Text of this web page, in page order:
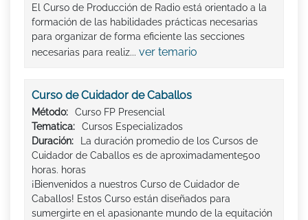
El Curso de Producción de Radio está orientado a la
formación de las habilidades prácticas necesarias
para organizar de forma eficiente las secciones
necesarias para realiz... ver temario
Curso de Cuidador de Caballos
Método:
Curso FP Presencial
Tematica:
Cursos Especializados
Duración:
La duración promedio de los Cursos de
Cuidador de Caballos es de aproximadamente500
horas. horas
¡Bienvenidos a nuestros Curso de Cuidador de
Caballos! Estos Curso están diseñados para
sumergirte en el apasionante mundo de la equitación